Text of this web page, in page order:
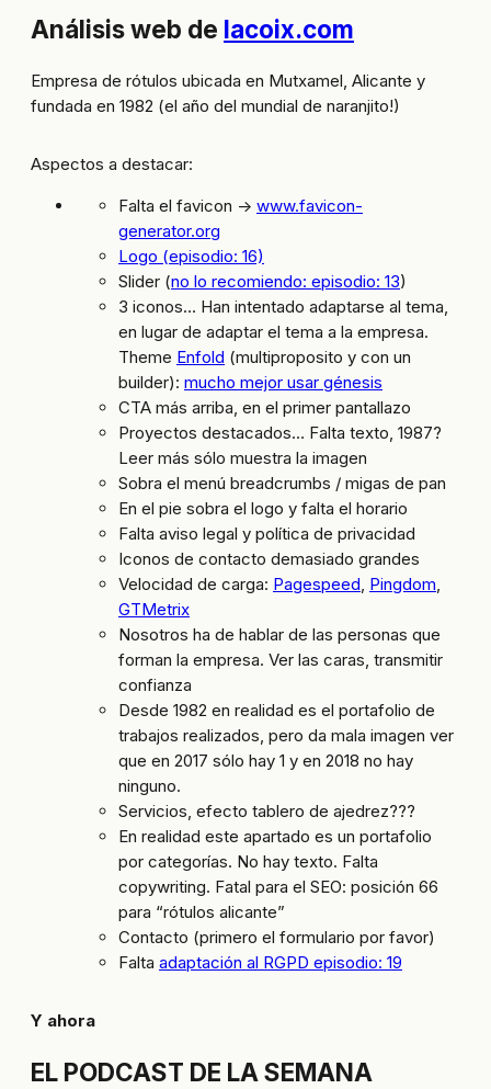
Análisis web de lacoix.com
Empresa de rótulos ubicada en Mutxamel, Alicante y
fundada en 1982 (el año del mundial de naranjito!)
Aspectos a destacar:
Falta el favicon -> www.favicon-
generator.org
Logo (episodio: 16)
Slider (no lo recomiendo: episodio: 13)
3 iconos… Han intentado adaptarse al tema,
en lugar de adaptar el tema a la empresa.
Theme Enfold (multiproposito y con un
builder): mucho mejor usar génesis
CTA más arriba, en el primer pantallazo
Proyectos destacados… Falta texto, 1987?
Leer más sólo muestra la imagen
Sobra el menú breadcrumbs / migas de pan
En el pie sobra el logo y falta el horario
Falta aviso legal y política de privacidad
Iconos de contacto demasiado grandes
Velocidad de carga: Pagespeed, Pingdom,
GTMetrix
Nosotros ha de hablar de las personas que
forman la empresa. Ver las caras, transmitir
confianza
Desde 1982 en realidad es el portafolio de
trabajos realizados, pero da mala imagen ver
que en 2017 sólo hay 1 y en 2018 no hay
ninguno.
Servicios, efecto tablero de ajedrez???
En realidad este apartado es un portafolio
por categorías. No hay texto. Falta
copywriting. Fatal para el SEO: posición 66
para “rótulos alicante”
Contacto (primero el formulario por favor)
Falta adaptación al RGPD episodio: 19
Y ahora
EL PODCAST DE LA SEMANA